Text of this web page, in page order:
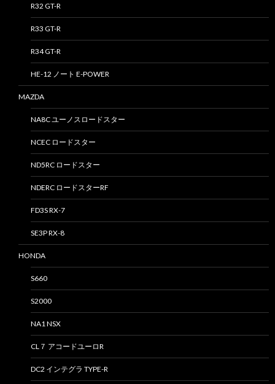
R32 GT-R
R33 GT-R
R34 GT-R
HE-12 ノート E-POWER
MAZDA
NA8C ユーノスロードスター
NCEC ロードスター
ND5RC ロードスター
NDERC ロードスターRF
FD3S RX-7
SE3P RX-8
HONDA
S660
S2000
NA1 NSX
CL７ アコードユーロR
DC2 インテグラ TYPE-R